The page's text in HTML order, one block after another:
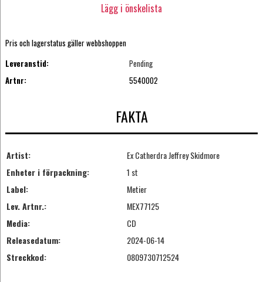
Lägg i önskelista
Pris och lagerstatus gäller webbshoppen
Leveranstid:
Pending
Artnr:
5540002
FAKTA
Artist:
Ex Catherdra Jeffrey Skidmore
Enheter i förpackning:
1 st
Label:
Metier
Lev. Artnr.:
MEX77125
Media:
CD
Releasedatum:
2024-06-14
Streckkod:
0809730712524